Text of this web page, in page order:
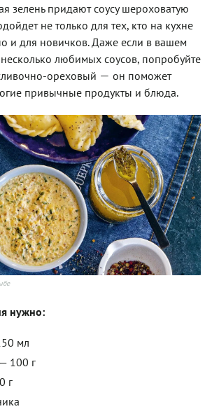
зелень придают соусу шероховатую
не только для тех, кто на кухне
и для новичков. Даже если в вашем
несколько любимых соусов, попробуйте
ореховый — он поможет
привычные продукты и блюда.
нужно:
мл
100 г
г